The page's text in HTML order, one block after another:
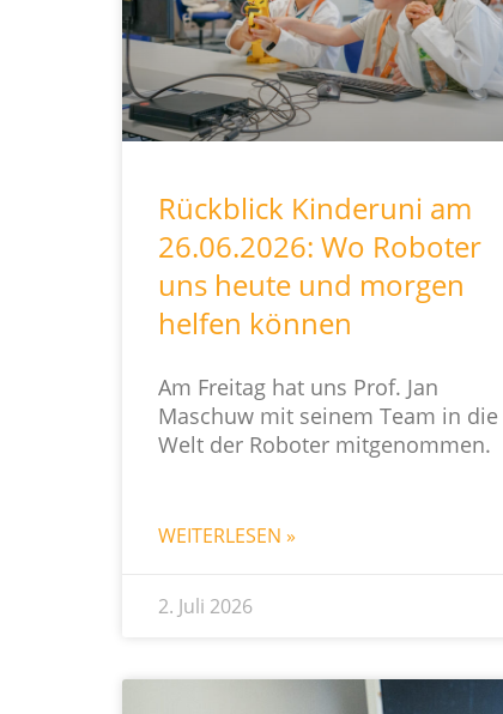
Rückblick Kinderuni am
26.06.2026: Wo Roboter
uns heute und morgen
helfen können
Am Freitag hat uns Prof. Jan
Maschuw mit seinem Team in die
Welt der Roboter mitgenommen.
WEITERLESEN »
2. Juli 2026